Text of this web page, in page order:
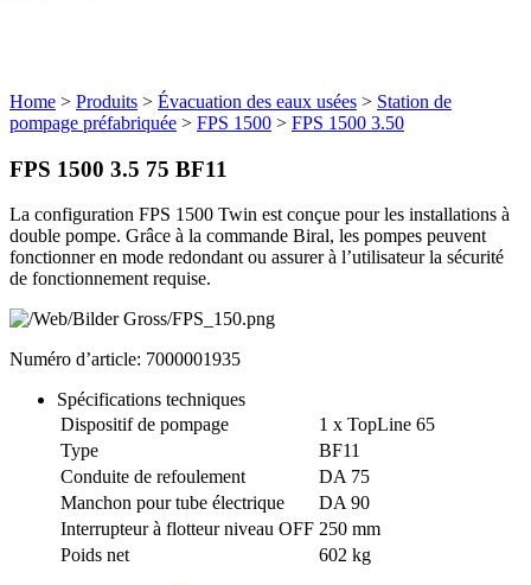
Home > Produits > Évacuation des eaux usées > Station de
pompage préfabriquée > FPS 1500 > FPS 1500 3.50
FPS 1500 3.5 75 BF11
La configuration FPS 1500 Twin est conçue pour les installations à
double pompe. Grâce à la commande Biral, les pompes peuvent
fonctionner en mode redondant ou assurer à l’utilisateur la sécurité
de fonctionnement requise.
Numéro d’article: 7000001935
Spécifications techniques
Dispositif de pompage
1 x TopLine 65
Type
BF11
Conduite de refoulement
DA 75
Manchon pour tube électrique
DA 90
Interrupteur à flotteur niveau OFF 250 mm
Poids net
602 kg